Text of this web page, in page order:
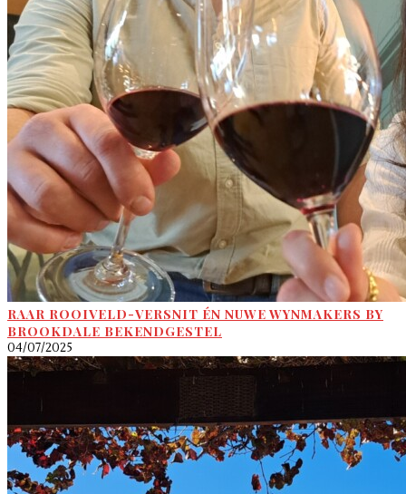
RAAR ROOIVELD-VERSNIT ÉN NUWE WYNMAKERS BY
BROOKDALE BEKENDGESTEL
04/07/2025